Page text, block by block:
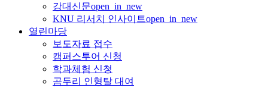
강대신문open_in_new
KNU 리서치 인사이트open_in_new
열린마당
보도자료 접수
캠퍼스투어 신청
학과체험 신청
곰두리 인형탈 대여